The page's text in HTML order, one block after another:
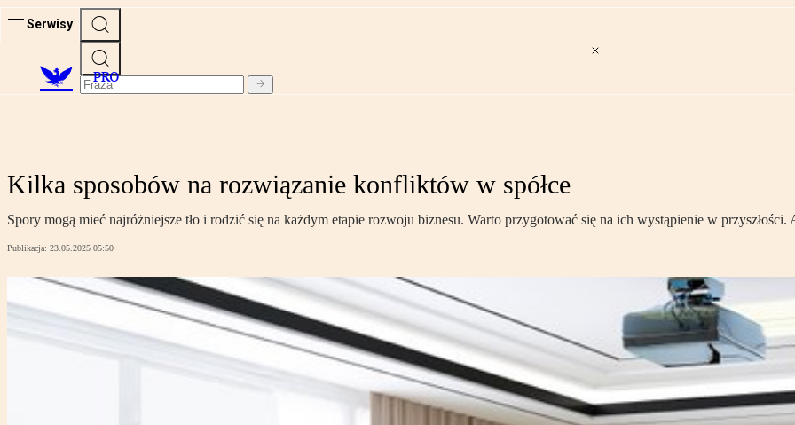
Serwisy
PRO
Kilka sposobów na rozwiązanie konfliktów w spółce
Spory mogą mieć najróżniejsze tło i rodzić się na każdym etapie rozwoju biznesu. Warto przygotować się na ich wystąpienie w przyszłości.
Publikacja: 23.05.2025 05:50